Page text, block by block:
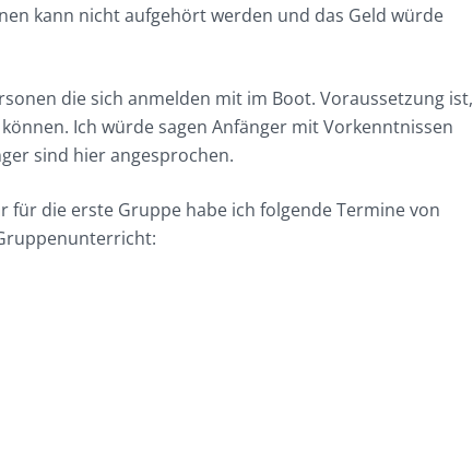
kann nicht aufgehört werden und das Geld würde
die sich anmelden mit im Boot. Voraussetzung ist,
Ich würde sagen Anfänger mit Vorkenntnissen
sind hier angesprochen.
für die erste Gruppe habe ich folgende Termine von